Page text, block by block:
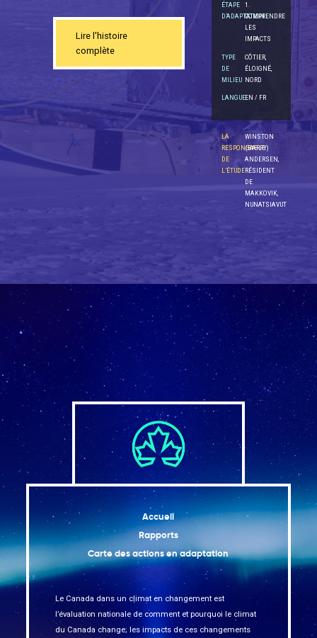
Lire l'histoire
complète
ÉTAPE
D’ADAPTATION
1.
COMPRENDRE
LES
IMPACTS
TYPE
DE
MILIEU
CÔTIER,
ÉLOIGNÉ,
NORD
LANGUEEN / FR
LA
RESPONSABLE
DE
L’ÉTUDE
WINSTON
(BARRY)
ANDERSEN,
RÉSIDENT
DE
MAKKOVIK,
NUNATSIAVUT
Accueil
Rapports
Carte des actions en adaptation
Le Canada dans un climat en changement est
l’évaluation nationale de comment et pourquoi le climat
du Canada change; les impacts de ces changements